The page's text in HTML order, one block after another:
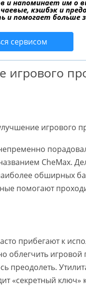
и напоминает им о
кэшбэк и
и помогает больше
сервисом
игрового
CheMax.
обширных
помогают
прибегают к
игровой
преодолеть.
«секретный